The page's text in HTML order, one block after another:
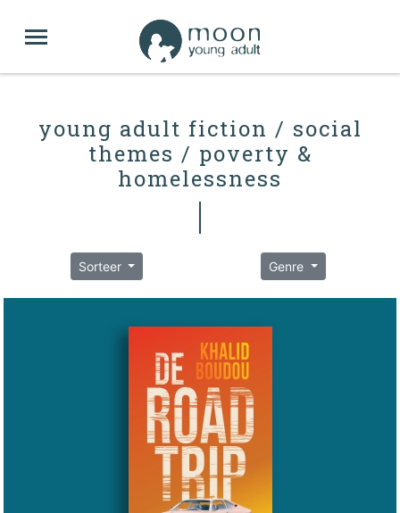
young adult fiction / social
themes / poverty &
homelessness
Sorteer Genre